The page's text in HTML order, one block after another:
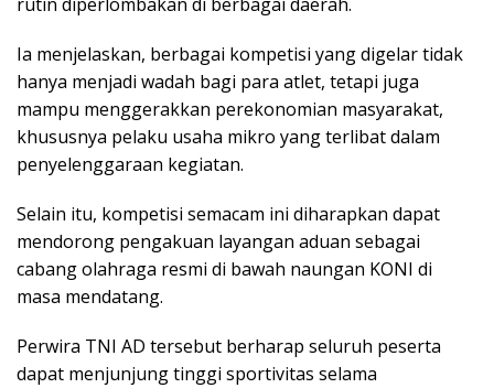
rutin diperlombakan di berbagai daerah.
Ia menjelaskan, berbagai kompetisi yang digelar tidak
hanya menjadi wadah bagi para atlet, tetapi juga
mampu menggerakkan perekonomian masyarakat,
khususnya pelaku usaha mikro yang terlibat dalam
penyelenggaraan kegiatan.
Selain itu, kompetisi semacam ini diharapkan dapat
mendorong pengakuan layangan aduan sebagai
cabang olahraga resmi di bawah naungan KONI di
masa mendatang.
Perwira TNI AD tersebut berharap seluruh peserta
dapat menjunjung tinggi sportivitas selama